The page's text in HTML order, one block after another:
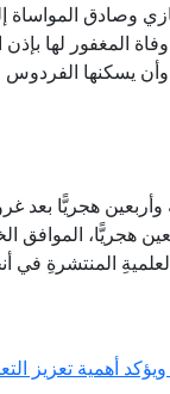
وصادق المواساة
المغفور لها بإذن
وأن يسكنها
وأربعين هجريًّا
هجريًّا، الموافق
المنتشرةِ في
أهمية تعزيز